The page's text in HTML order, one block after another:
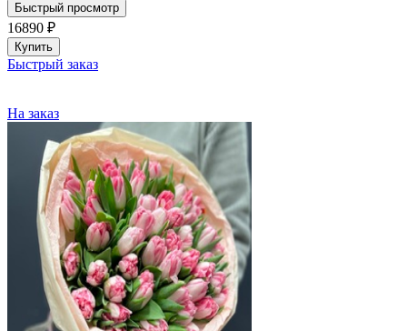
Быстрый просмотр
16890 ₽
Купить
Быстрый заказ
На заказ